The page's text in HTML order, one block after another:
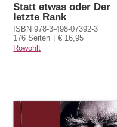
Statt etwas oder Der
letzte Rank
ISBN 978-3-498-07392-3
176 Seiten
€ 16,95
Rowohlt